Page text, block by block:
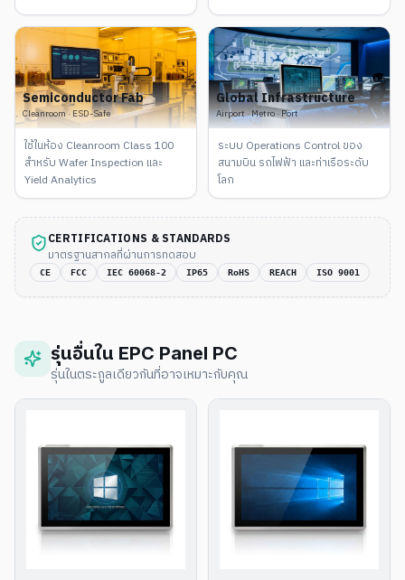
Semiconductor Fab
Cleanroom · ESD-Safe
ใช้ในห้อง Cleanroom Class 100
สำหรับ Wafer Inspection และ
Yield Analytics
Global Infrastructure
Airport · Metro · Port
ระบบ Operations Control ของ
สนามบิน รถไฟฟ้า และท่าเรือระดับ
โลก
CERTIFICATIONS & STANDARDS
มาตรฐานสากลที่ผ่านการทดสอบ
CE FCC IEC 60068-2 IP65 RoHS REACH ISO 9001
รุ่นอื่นใน EPC Panel PC
รุ่นในตระกูลเดียวกันที่อาจเหมาะกับคุณ